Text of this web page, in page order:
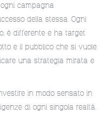
campagna
della stessa. Ogni
è differente e ha target
e il pubblico che si vuole
una strategia mirata e
in modo sensato in
di ogni singola realtà.